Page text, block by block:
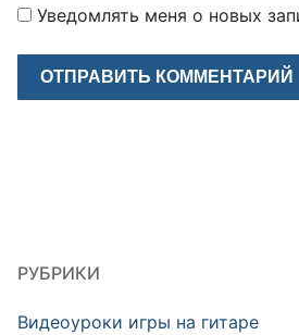
Уведомлять меня о новых
РУБРИКИ
Видеоуроки игры на гитаре